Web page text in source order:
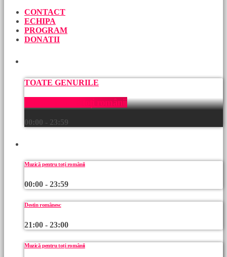
CONTACT
ECHIPA
PROGRAM
DONATII
TOATE GENURILE
Muzică pentru toți românii
00:00 - 23:59
Muzică pentru toți românii
00:00 - 23:59
Destin românesc
21:00 - 23:00
Muzică pentru toți românii